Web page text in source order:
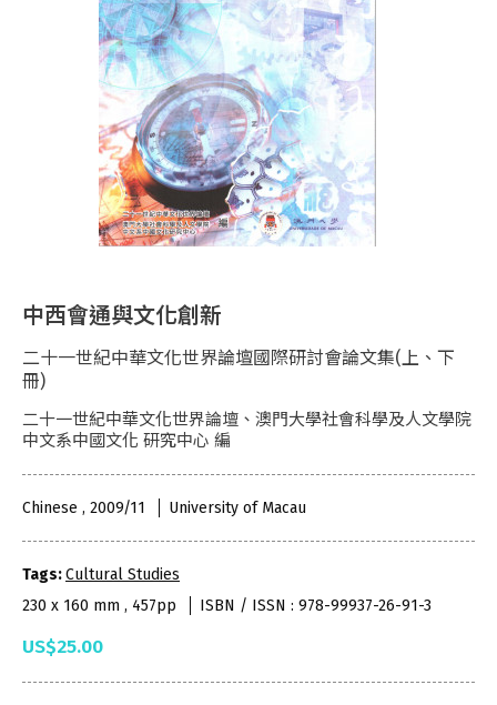
中西會通與文化創新
二十一世紀中華文化世界論壇國際研討會論文集(上、下
冊)
二十一世紀中華文化世界論壇、澳門大學社會科學及人文學院
中文系中國文化 研究中心 編
Chinese , 2009/11 University of Macau
Tags:Cultural Studies
230 x 160 mm , 457pp
ISBN / ISSN : 978-99937-26-91-3
US$25.00